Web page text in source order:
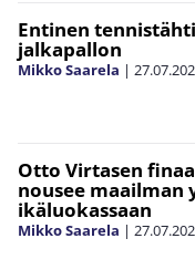
Entinen
jalkapallon
Mikko Saarela |
Otto Virtasen
nousee maailman
ikäluokassaan
Mikko Saarela |